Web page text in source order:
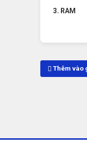
3. RAM
Thêm vào